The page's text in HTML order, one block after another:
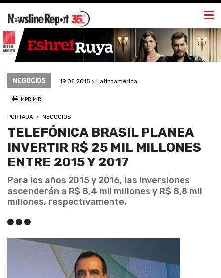
NEGOCIOS 19.08.2015 > Latinoamérica
IMPRIMIR
PORTADA NEGOCIOS
TELEFÓNICA BRASIL PLANEA
INVERTIR R$ 25 MIL MILLONES
ENTRE 2015 Y 2017
Para los años 2015 y 2016, las inversiones
ascenderán a R$ 8,4 mil millones y R$ 8,8 mil
millones, respectivamente.